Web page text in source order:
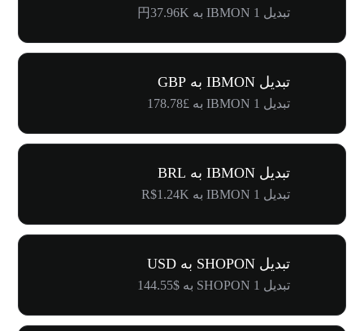
تبدیل 1 IBMON به 円37.96K
تبدیل IBMON به GBP
تبدیل 1 IBMON به £178.78
تبدیل IBMON به BRL
تبدیل 1 IBMON به R$1.24K
تبدیل SHOPON به USD
تبدیل 1 SHOPON به $144.55